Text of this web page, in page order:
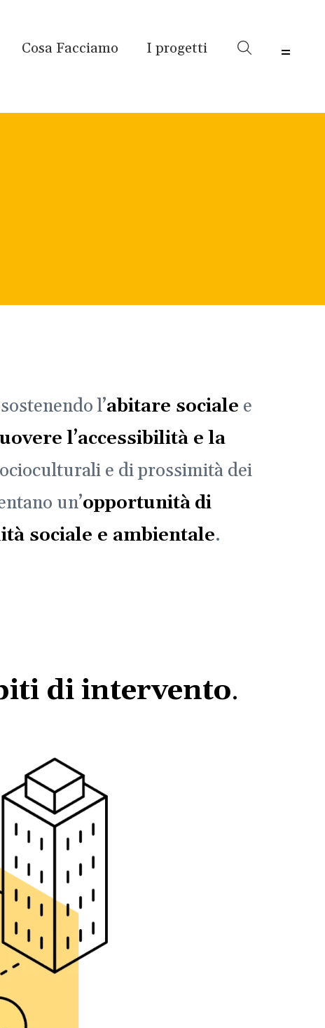
Cosa Facciamo I progetti
l’abitare sociale e
l’accessibilità e la
e di prossimità dei
un’opportunità di
sociale e ambientale.
di intervento.